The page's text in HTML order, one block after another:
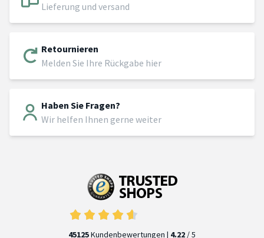
Lieferung und versand
Retournieren
Melden Sie Ihre Rückgabe hier
Haben Sie Fragen?
Wir helfen Ihnen gerne weiter
45125Kundenbewertungen | 4.22 / 5